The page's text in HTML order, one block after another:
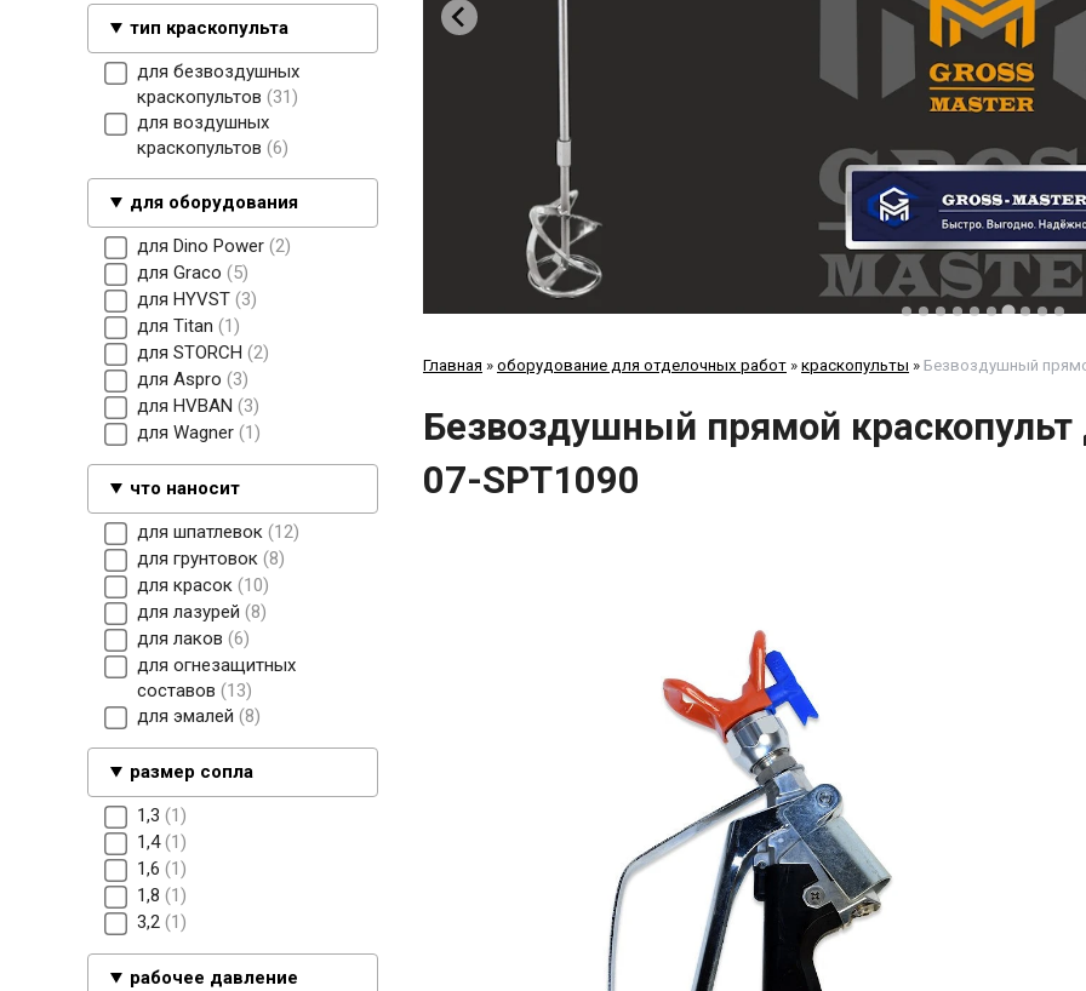
тип краскопульта
для безвоздушных
краскопультов
31
для воздушных
краскопультов 6
для оборудования
для Dino Power 2
для Graco
5
для HYVST 3
для Titan
1
для STORCH 2
для Aspro
3
для HVBAN
3
для Wagner 1
что наносит
для шпатлевок 12
для грунтовок 8
для красок 10
для лазурей 8
для лаков 6
для огнезащитных
составов
13
для эмалей 8
размер сопла
1,3
1
1,4 1
1,6
1
1,8
1
3,2 1
рабочее давление
Главная » оборудование для отделочных работ » краскопульты » Безвоздушный
Безвоздушный прямой краскопульт
07-SPT1090